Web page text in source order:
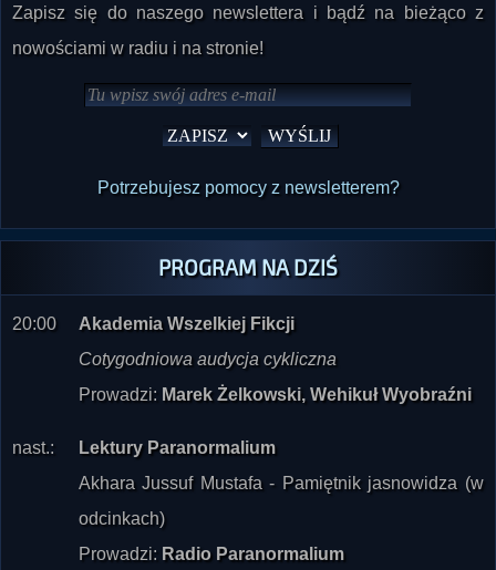
Zapisz się do naszego newslettera i bądź na bieżąco z
nowościami w radiu i na stronie!
Potrzebujesz pomocy z newsletterem?
PROGRAM NA DZIŚ
20:00
Akademia Wszelkiej Fikcji
Cotygodniowa audycja cykliczna
Prowadzi: Marek Żelkowski, Wehikuł Wyobraźni
nast.:
Lektury Paranormalium
Akhara Jussuf Mustafa - Pamiętnik jasnowidza (w
odcinkach)
Prowadzi: Radio Paranormalium